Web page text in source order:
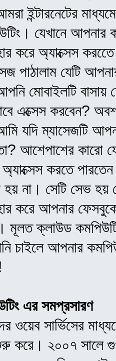
ইন্টারনেটের
যেখানে
করে অ্যাক্সেস
পাঠালাম যেটি
মোবাইলটি
এক্সেস করবেন?
যদি ম্যাসেজটি
আশেপাশের
করতে
না। সেটি সেভ হয়
করে আপনার
মূলত ক্লাউড
চাইলে আপনার
এর সমপ্রসারণ
ওয়েব সার্ভিসের
শুরু করে। ২০০৭